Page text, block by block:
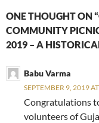
ONE THOUGHT ON
COMMUNITY
2019 – A
Babu Varma
SEPTEMBER 9, 2019
Congratulations
volunteers of